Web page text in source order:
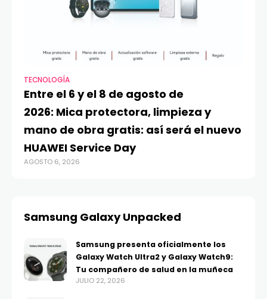
TECNOLOGÍA
Entre el 6 y el 8 de agosto de
2026: Mica protectora, limpieza y
mano de obra gratis: así será el nuevo
HUAWEI Service Day
AGOSTO 6, 2026
Samsung Galaxy Unpacked
Samsung presenta oficialmente los
Galaxy Watch Ultra2 y Galaxy Watch9:
Tu compañero de salud en la muñeca
JULIO 22, 2026